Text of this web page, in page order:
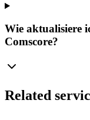
Wie aktualisiere
Comscore?
Related